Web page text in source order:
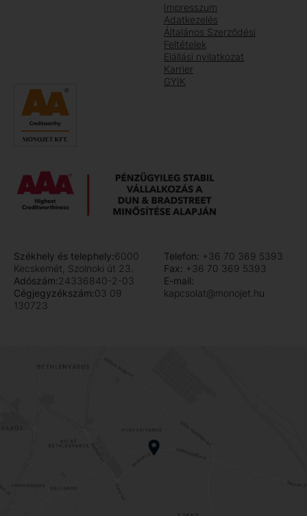
Impresszum
Adatkezelés
Általános Szerződési
Feltételek
Elállási nyilatkozat
Karrier
GYIK
Székhely és telephely:6000
Kecskemét, Szolnoki út 23.
Adószám:24336840-2-03
Cégjegyzékszám:03 09
130723
Telefon: +36 70 369 5393
Fax: +36 70 369 5393
E-mail:
kapcsolat@monojet.hu